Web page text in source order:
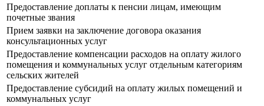
Предоставление доплаты к пенсии лицам, имеющим
почетные звания
Прием заявки на заключение договора оказания
консультационных услуг
Предоставление компенсации расходов на оплату жилого
помещения и коммунальных услуг отдельным категориям
сельских жителей
Предоставление субсидий на оплату жилых помещений и
коммунальных услуг